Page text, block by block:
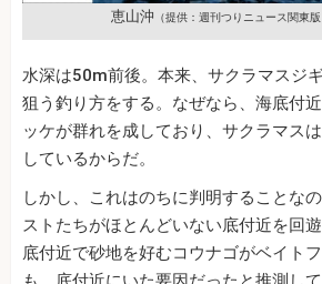
恵山沖 （提供：週刊つりニュース関東版
水深は50m前後。本来、サクラマスジ
狙う釣り方をする。なぜなら、海底付
ッケが群れを成しており、サクラマス
しているからだ。
しかし、これはのちに判明することな
ストたちがほとんどいない底付近を回
底付近で砂地を好むコウナゴがベイト